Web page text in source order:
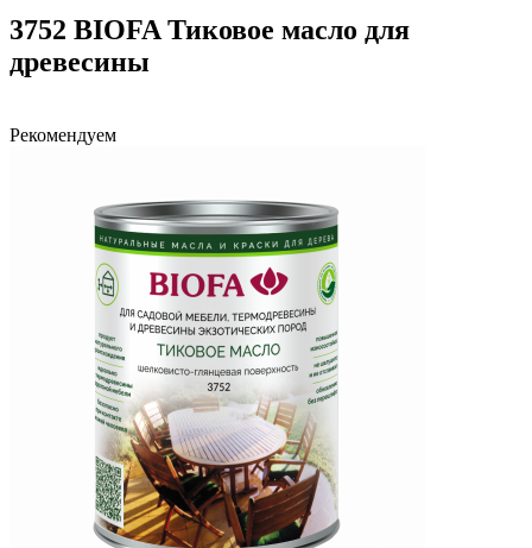
3752 BIOFA Тиковое масло для
древесины
Рекомендуем